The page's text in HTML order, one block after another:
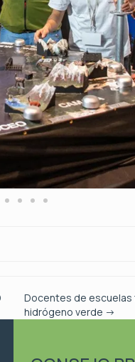
Docentes de escuelas
hidrógeno verde →